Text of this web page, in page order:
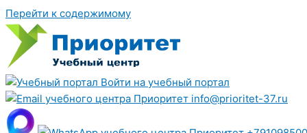
Перейти к содержимому
Войти на учебный портал
info@prioritet-37.ru